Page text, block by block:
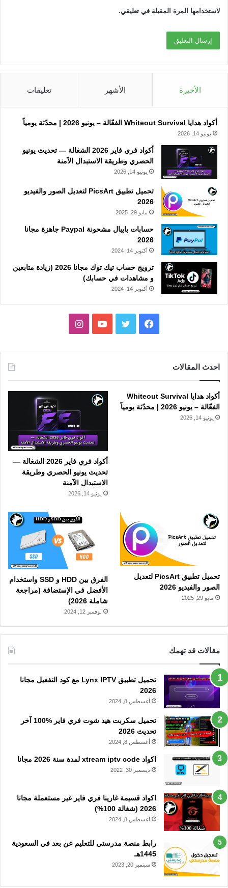
لاستخدامها المرة المقبلة في تعليقي.
الأخيرة الأشهر تعليقات
أكواد هدايا Whiteout Survival الفعّالة – يونيو 2026 | محدّثة يومياً
يونيو 14, 2026
أكواد فري فاير 2026 الشغالة — تحديث يونيو
الحصري وطريقة الاستبدال الآمنة
يونيو 14, 2026
تحميل تطبيق PicsArt لتعديل الصور والفيديو
2026
مايو 29, 2025
حسابات بايبال مشحونة Paypal جاهزة مجانا
2026
أكتوبر 14, 2024
ترويج حساب تيك توك مجانا 2026 (زيادة متابعين
و مشاهدات في حسابك)
أكتوبر 14, 2024
فيسبوك تويتر يوتيوبانستقرام
احدث المقالات
أكواد هدايا Whiteout Survival
الفعّالة – يونيو 2026 | محدّثة يومياً
يونيو 14, 2026
أكواد فري فاير 2026 الشغالة —
تحديث يونيو الحصري وطريقة
الاستبدال الآمنة
يونيو 14, 2026
تحميل تطبيق PicsArt لتعديل
الصور والفيديو 2026
مايو 29, 2025
الفرق بين HDD و SSD واستخدام
الأفضل في الإستضافة (مراجعة
شاملة 2026)
نوفمبر 12, 2024
مقالات قد تهمك
تحميل تطبيق Lynx IPTV مع كود التفعيل مجانا
2026
أغسطس 8, 2024
تحميل سكربت هيد شوت فري فاير %100 آخر
تحديث 2026
أغسطس 8, 2024
اكواد xtream iptv code لمدة سنة 2026 مجانا
ديسمبر 30, 2022
اكواد قسيمة غارينا فري فاير غير مستعملة مجانا
2026 (شغالة 100%)
أغسطس 8, 2024
رابط منصة مدرستي للتعليم عن بعد في السعودية
1445هـ
سبتمبر 20, 2023